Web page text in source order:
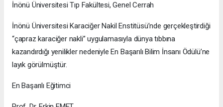
İnönü Üniversitesi Tıp Fakültesi, Genel Cerrah
İnönü Üniversitesi Karaciğer Nakil Enstitüsü’nde gerçekleştirdiği
“çapraz karaciğer nakli” uygulamasıyla dünya tıbbına
kazandırdığı yenilikler nedeniyle En Başarılı Bilim İnsanı Ödülü’ne
layık görülmüştür.
En Başarılı Eğitimci